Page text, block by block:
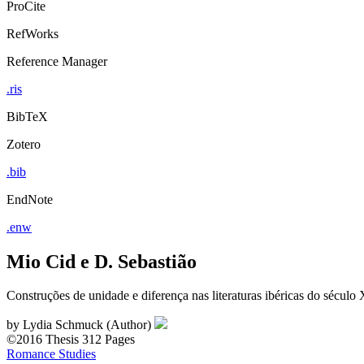
ProCite
RefWorks
Reference Manager
.ris
BibTeX
Zotero
.bib
EndNote
.enw
Mio Cid e D. Sebastião
Construções de unidade e diferença nas literaturas ibéricas do século
by Lydia Schmuck (Author)
©2016 Thesis 312 Pages
Romance Studies